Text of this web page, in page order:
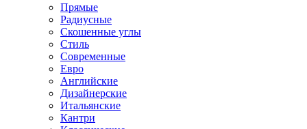
Прямые
Радиусные
Скошенные углы
Стиль
Современные
Евро
Английские
Дизайнерские
Итальянские
Кантри